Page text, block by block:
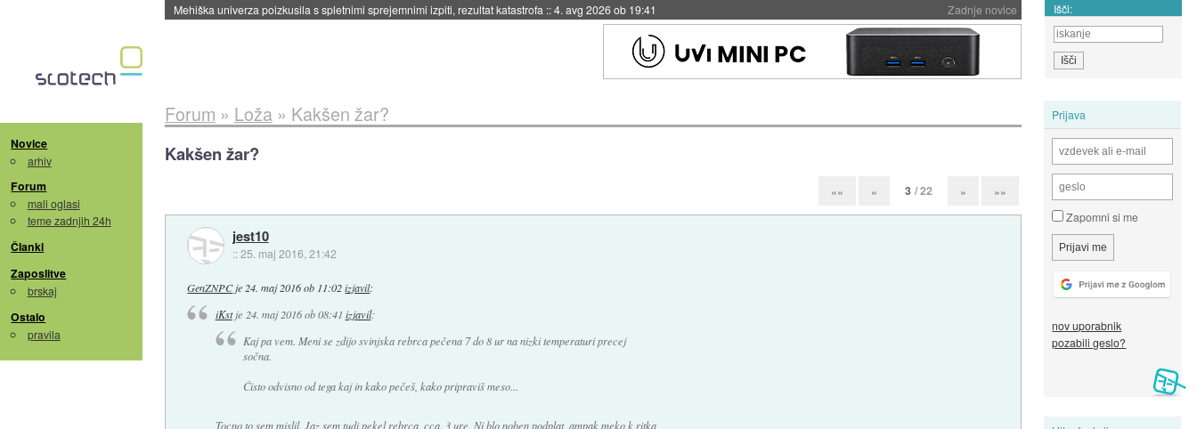
Zadnje novice
Mehiška univerza poizkusila s spletnimi sprejemnimi izpiti, rezultat katastrofa ::4. avg 2026 ob 19:41 Išči:
Novice
arhiv
Forum
mali oglasi
teme zadnjih 24h
Članki
Zaposlitve
brskaj
Ostalo
pravila
Prijava
Zapomni si me
nov uporabnik
pozabili geslo?
Forum » Loža» Kakšen žar?
Kakšen žar?
«« « 3 / 22 » »»
jest10
::25. maj 2016, 21:42
GenZNPCje 24. maj 2016 ob 11:02 izjavil:
iKstje 24. maj 2016 ob 08:41 izjavil:
Kaj pa vem. Meni se zdijo svinjska rebrca pečena 7 do 8 ur na nizki temperaturi precej
sočna.
Čisto odvisno od tega kaj in kako pečeš, kako pripraviš meso...
Tocno to sem mislil. Jaz sem tudi pekel rebrca, cca. 3 ure. Ni blo noben podplat, ampak meko k ritka